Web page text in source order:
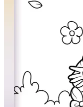
Verano y vacaciones
Libros para colorear para niños